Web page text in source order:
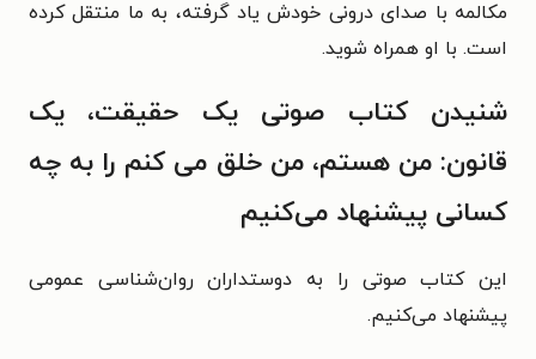
مکالمه با صدای درونی خودش یاد گرفته، به ما منتقل کرده
است. با او همراه شوید.
شنیدن کتاب صوتی یک حقیقت، یک
قانون: من هستم، من خلق می کنم را به چه
کسانی پیشنهاد می‌کنیم
این کتاب صوتی را به دوستداران روان‌شناسی عمومی
پیشنهاد می‌کنیم.